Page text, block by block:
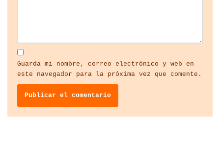
Guarda mi nombre, correo electrónico y web en
este navegador para la próxima vez que comente.